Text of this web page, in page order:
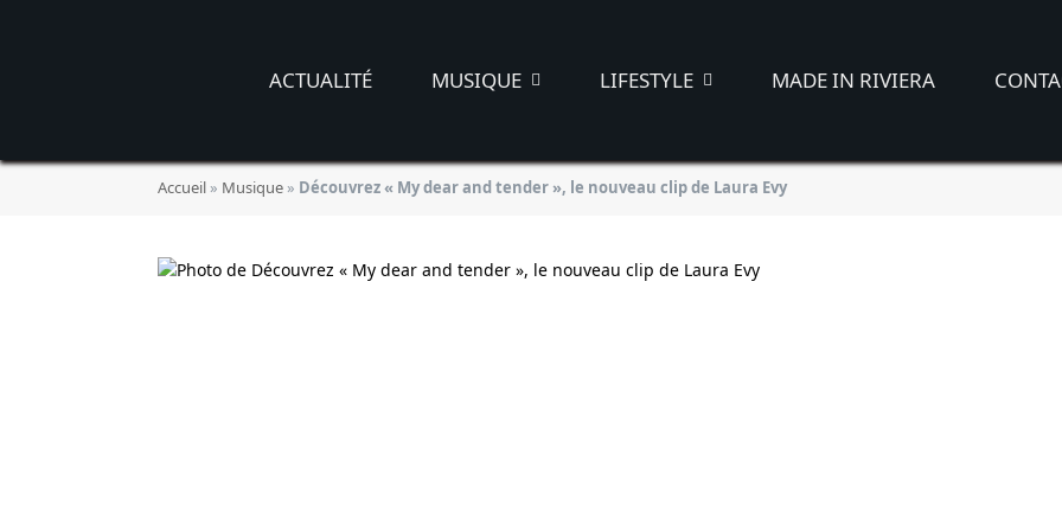
ACTUALITÉ MUSIQUE LIFESTYLE MADE IN RIVIERA
Accueil» Musique» Découvrez « My dear and tender », le nouveau clip de Laura Evy